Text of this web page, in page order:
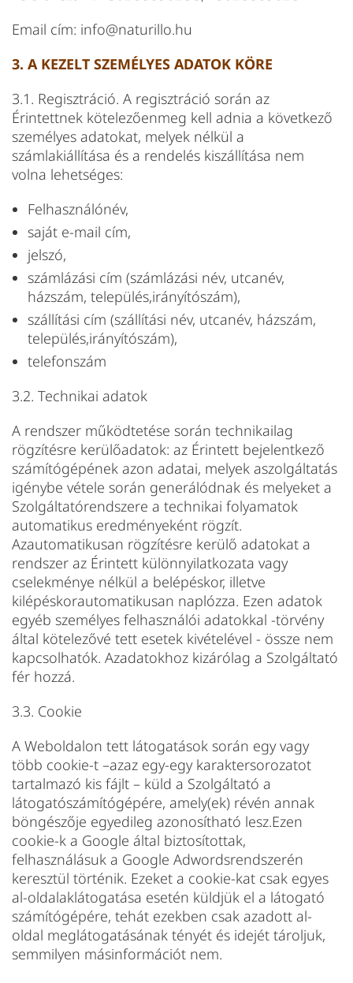
Email cím: info@naturillo.hu
3. A KEZELT SZEMÉLYES ADATOK KÖRE
3.1. Regisztráció. A regisztráció során az
Érintettnek kötelezőenmeg kell adnia a következő
személyes adatokat, melyek nélkül a
számlakiállítása és a rendelés kiszállítása nem
volna lehetséges:
Felhasználónév,
saját e-mail cím,
jelszó,
számlázási cím (számlázási név, utcanév,
házszám, település,irányítószám),
szállítási cím (szállítási név, utcanév, házszám,
település,irányítószám),
telefonszám
3.2. Technikai adatok
A rendszer működtetése során technikailag
rögzítésre kerülőadatok: az Érintett bejelentkező
számítógépének azon adatai, melyek aszolgáltatás
igénybe vétele során generálódnak és melyeket a
Szolgáltatórendszere a technikai folyamatok
automatikus eredményeként rögzít.
Azautomatikusan rögzítésre kerülő adatokat a
rendszer az Érintett különnyilatkozata vagy
cselekménye nélkül a belépéskor, illetve
kilépéskorautomatikusan naplózza. Ezen adatok
egyéb személyes felhasználói adatokkal -törvény
által kötelezővé tett esetek kivételével - össze nem
kapcsolhatók. Azadatokhoz kizárólag a Szolgáltató
fér hozzá.
3.3. Cookie
A Weboldalon tett látogatások során egy vagy
több cookie-t –azaz egy-egy karaktersorozatot
tartalmazó kis fájlt – küld a Szolgáltató a
látogatószámítógépére, amely(ek) révén annak
böngészője egyedileg azonosítható lesz.Ezen
cookie-k a Google által biztosítottak,
felhasználásuk a Google Adwordsrendszerén
keresztül történik. Ezeket a cookie-kat csak egyes
al-oldalaklátogatása esetén küldjük el a látogató
számítógépére, tehát ezekben csak azadott al-
oldal meglátogatásának tényét és idejét tároljuk,
semmilyen másinformációt nem.